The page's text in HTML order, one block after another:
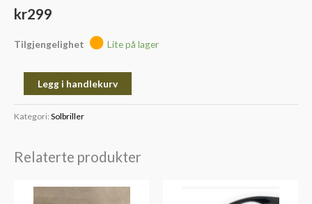
kr299
Tilgjengelighet Lite på lager
Legg i handlekurv
Kategori: Solbriller
Relaterte produkter